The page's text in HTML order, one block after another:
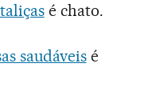
é chato.
saudáveisé